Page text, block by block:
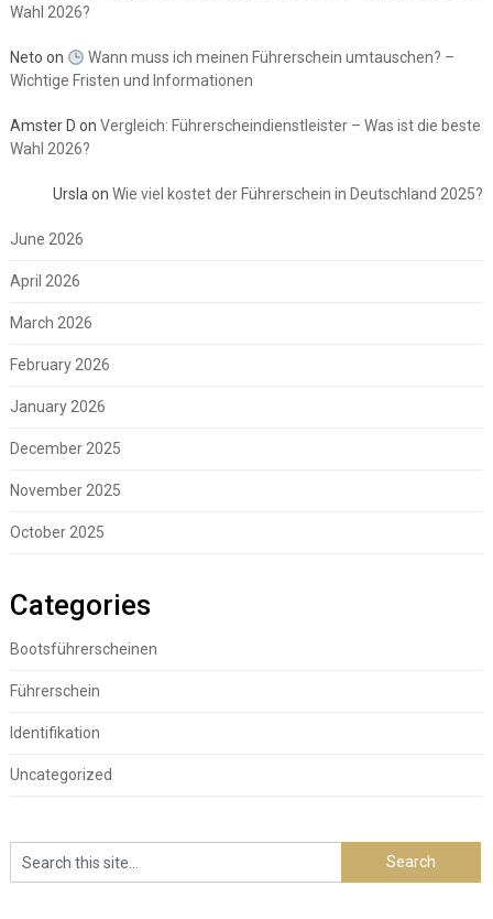
Wahl 2026?
Neto on
Wann muss ich meinen Führerschein umtauschen? –
Wichtige Fristen und Informationen
Amster D on Vergleich: Führerscheindienstleister – Was ist die beste
Wahl 2026?
UrslaonWie viel kostet der Führerschein in Deutschland 2025?
June 2026
April 2026
March 2026
February 2026
January 2026
December 2025
November 2025
October 2025
Categories
Bootsführerscheinen
Führerschein
Identifikation
Uncategorized